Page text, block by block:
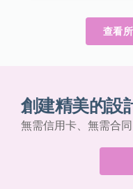
查看
創建精美的設
無需信用卡、無需合